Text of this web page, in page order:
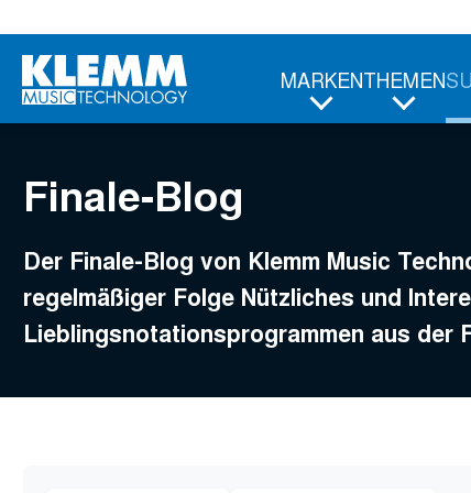
Hauptinhalt
MARKENTHEMEN
Finale-Blog
Der Finale-Blog von Klemm Music
regelmäßiger Folge Nützliches und
Lieblingsnotationsprogrammen aus der